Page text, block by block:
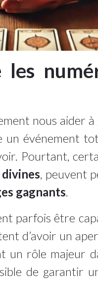
les
nous aider à
un événement
Pourtant,
divines , peuvent
gagnants
parfois être
d’avoir un
un rôle majeur
de garantir